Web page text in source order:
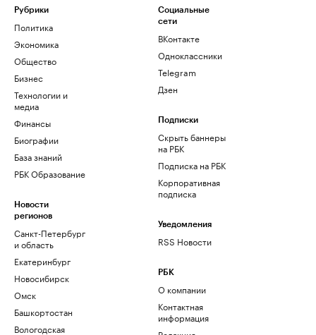
Рубрики
Политика
Экономика
Общество
Бизнес
Технологии и
медиа
Финансы
Биографии
База знаний
РБК Образование
Новости
регионов
Санкт-Петербург
и область
Екатеринбург
Новосибирск
Омск
Башкортостан
Вологодская
Социальные
сети
ВКонтакте
Одноклассники
Telegram
Дзен
Подписки
Скрыть баннеры
на РБК
Подписка на РБК
Корпоративная
подписка
Уведомления
RSS Новости
РБК
О компании
Контактная
информация